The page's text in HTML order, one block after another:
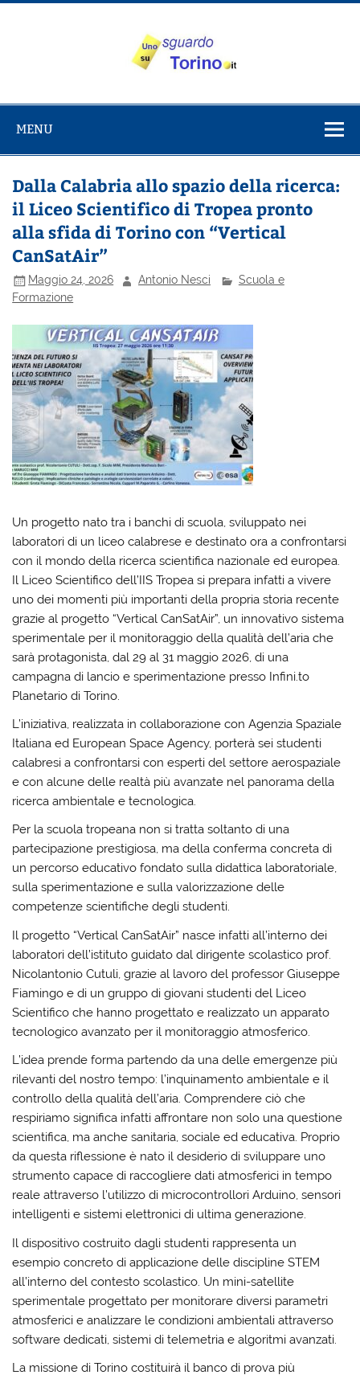
Salta
su Torino
MENU
Dalla Calabria allo spazio della ricerca:
il Liceo Scientifico di Tropea pronto
alla sfida di Torino con “Vertical
CanSatAir”
Maggio 24, 2026 Antonio Nesci
Scuola e
Formazione
Un progetto nato tra i banchi di scuola, sviluppato nei
laboratori di un liceo calabrese e destinato ora a confrontarsi
con il mondo della ricerca scientifica nazionale ed europea.
Il Liceo Scientifico dell’IIS Tropea si prepara infatti a vivere
uno dei momenti più importanti della propria storia recente
grazie al progetto “Vertical CanSatAir”, un innovativo sistema
sperimentale per il monitoraggio della qualità dell’aria che
sarà protagonista, dal 29 al 31 maggio 2026, di una
campagna di lancio e sperimentazione presso Infini.to
Planetario di Torino.
L’iniziativa, realizzata in collaborazione conAgenzia Spaziale
Italiana ed European Space Agency, porterà sei studenti
calabresi a confrontarsi con esperti del settore aerospaziale
e con alcune delle realtà più avanzate nel panorama della
ricerca ambientale e tecnologica.
Per la scuola tropeana non si tratta soltanto di una
partecipazione prestigiosa, ma della conferma concreta di
un percorso educativo fondato sulla didattica laboratoriale,
sulla sperimentazione e sulla valorizzazione delle
competenze scientifiche degli studenti.
Il progetto “Vertical CanSatAir” nasce infatti all’interno dei
laboratori dell’istituto guidato dal dirigente scolastico prof.
Nicolantonio Cutuli, grazie al lavoro del professor Giuseppe
Fiamingo e di un gruppo di giovani studenti del Liceo
Scientifico che hanno progettato e realizzato un apparato
tecnologico avanzato per il monitoraggio atmosferico.
L’idea prende forma partendo da una delle emergenze più
rilevanti del nostro tempo: l’inquinamento ambientale e il
controllo della qualità dell’aria. Comprendere ciò che
respiriamo significa infatti affrontare non solo una questione
scientifica, ma anche sanitaria, sociale ed educativa. Proprio
da questa riflessione è nato il desiderio di sviluppare uno
strumento capace di raccogliere dati atmosferici in tempo
reale attraverso l’utilizzo di microcontrollori Arduino, sensori
intelligenti e sistemi elettronici di ultima generazione.
Il dispositivo costruito dagli studenti rappresenta un
esempio concreto di applicazione delle discipline STEM
all’interno del contesto scolastico. Un mini-satellite
sperimentale progettato per monitorare diversi parametri
atmosferici e analizzare le condizioni ambientali attraverso
software dedicati, sistemi di telemetria e algoritmi avanzati.
La missione di Torino costituirà il banco di prova più